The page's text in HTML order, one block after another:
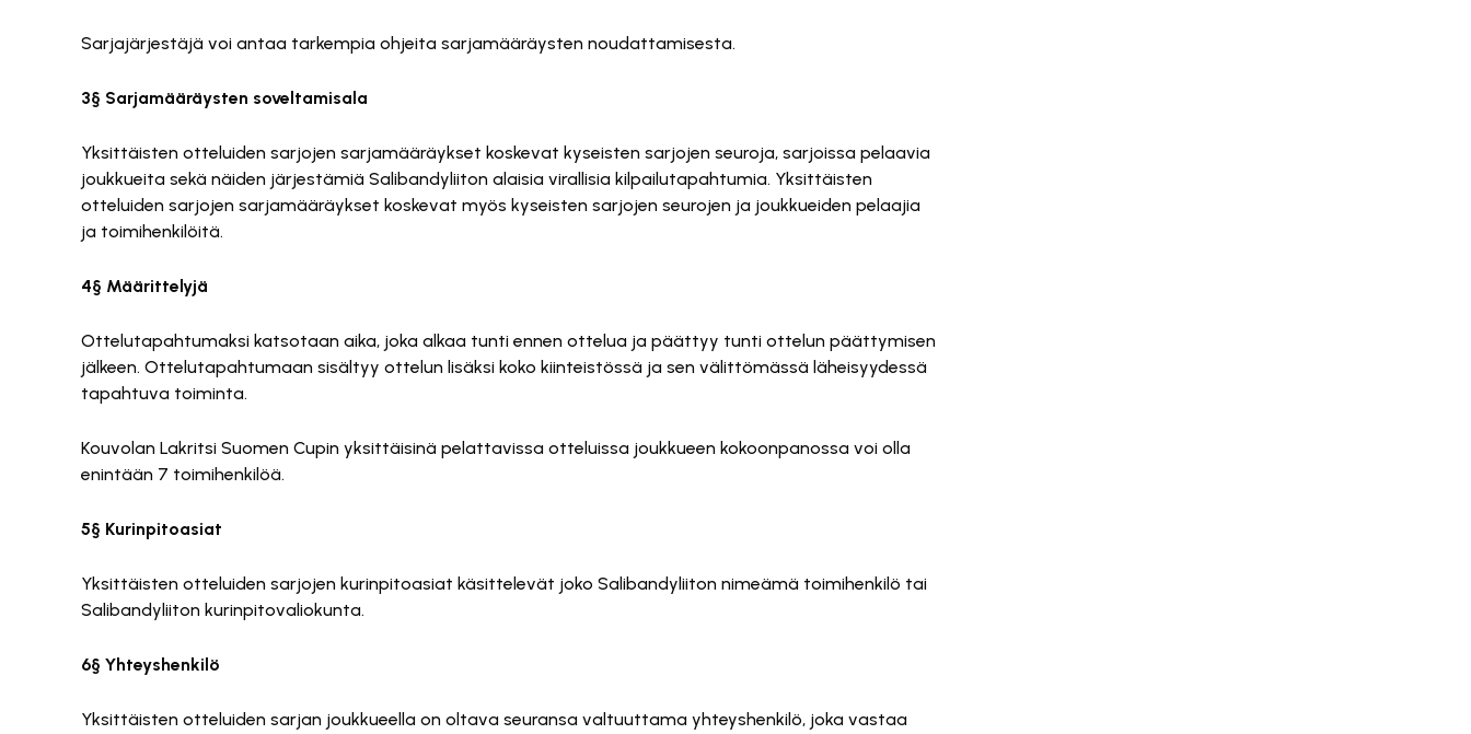
Sarjajärjestäjä voi antaa tarkempia ohjeita sarjamääräysten noudattamisesta.
3§ Sarjamääräysten soveltamisala
Yksittäisten otteluiden sarjojen sarjamääräykset koskevat kyseisten sarjojen seuroja, sarjoissa pelaavia
joukkueita sekä näiden järjestämiä Salibandyliiton alaisia virallisia kilpailutapahtumia. Yksittäisten
otteluiden sarjojen sarjamääräykset koskevat myös kyseisten sarjojen seurojen ja joukkueiden pelaajia
ja toimihenkilöitä.
4§ Määrittelyjä
Ottelutapahtumaksi katsotaan aika, joka alkaa tunti ennen ottelua ja päättyy tunti ottelun päättymisen
jälkeen. Ottelutapahtumaan sisältyy ottelun lisäksi koko kiinteistössä ja sen välittömässä läheisyydessä
tapahtuva toiminta.
Kouvolan Lakritsi Suomen Cupin yksittäisinä pelattavissa otteluissa joukkueen kokoonpanossa voi olla
enintään 7 toimihenkilöä.
5§ Kurinpitoasiat
Yksittäisten otteluiden sarjojen kurinpitoasiat käsittelevät joko Salibandyliiton nimeämä toimihenkilö tai
Salibandyliiton kurinpitovaliokunta.
6§ Yhteyshenkilö
Yksittäisten otteluiden sarjan joukkueella on oltava seuransa valtuuttama yhteyshenkilö, joka vastaa